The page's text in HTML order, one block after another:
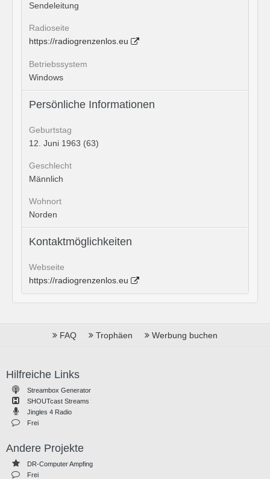
Sendeleitung
Radioseite
https://radiogrenzenlos.eu
Betriebssystem
Windows
Persönliche Informationen
Geburtstag
12. Juni 1963 (63)
Geschlecht
Männlich
Wohnort
Norden
Kontaktmöglichkeiten
Webseite
https://radiogrenzenlos.eu
FAQ Trophäen Werbung buchen
Hilfreiche Links
Streambox Generator
SHOUTcast Streams
Jingles 4 Radio
Frei
Andere Projekte
DR-Computer Ampfing
Frei